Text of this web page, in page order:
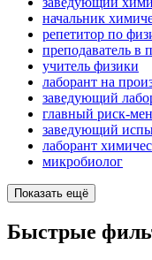
начальник
репетитор по
преподаватель в
учитель физики
лаборант на
заведующий
главный риск-
заведующий
лаборант
микробиолог
Показать ещё
Быстрые